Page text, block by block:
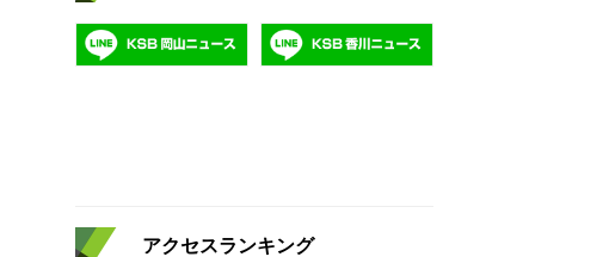
アクセスランキング